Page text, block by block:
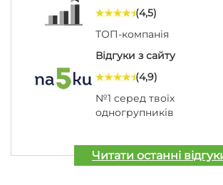
(4,5)
ТОП-компанія
Відгуки з сайту
(4,9)
№1 серед твоїх
одногрупників
Читати останні